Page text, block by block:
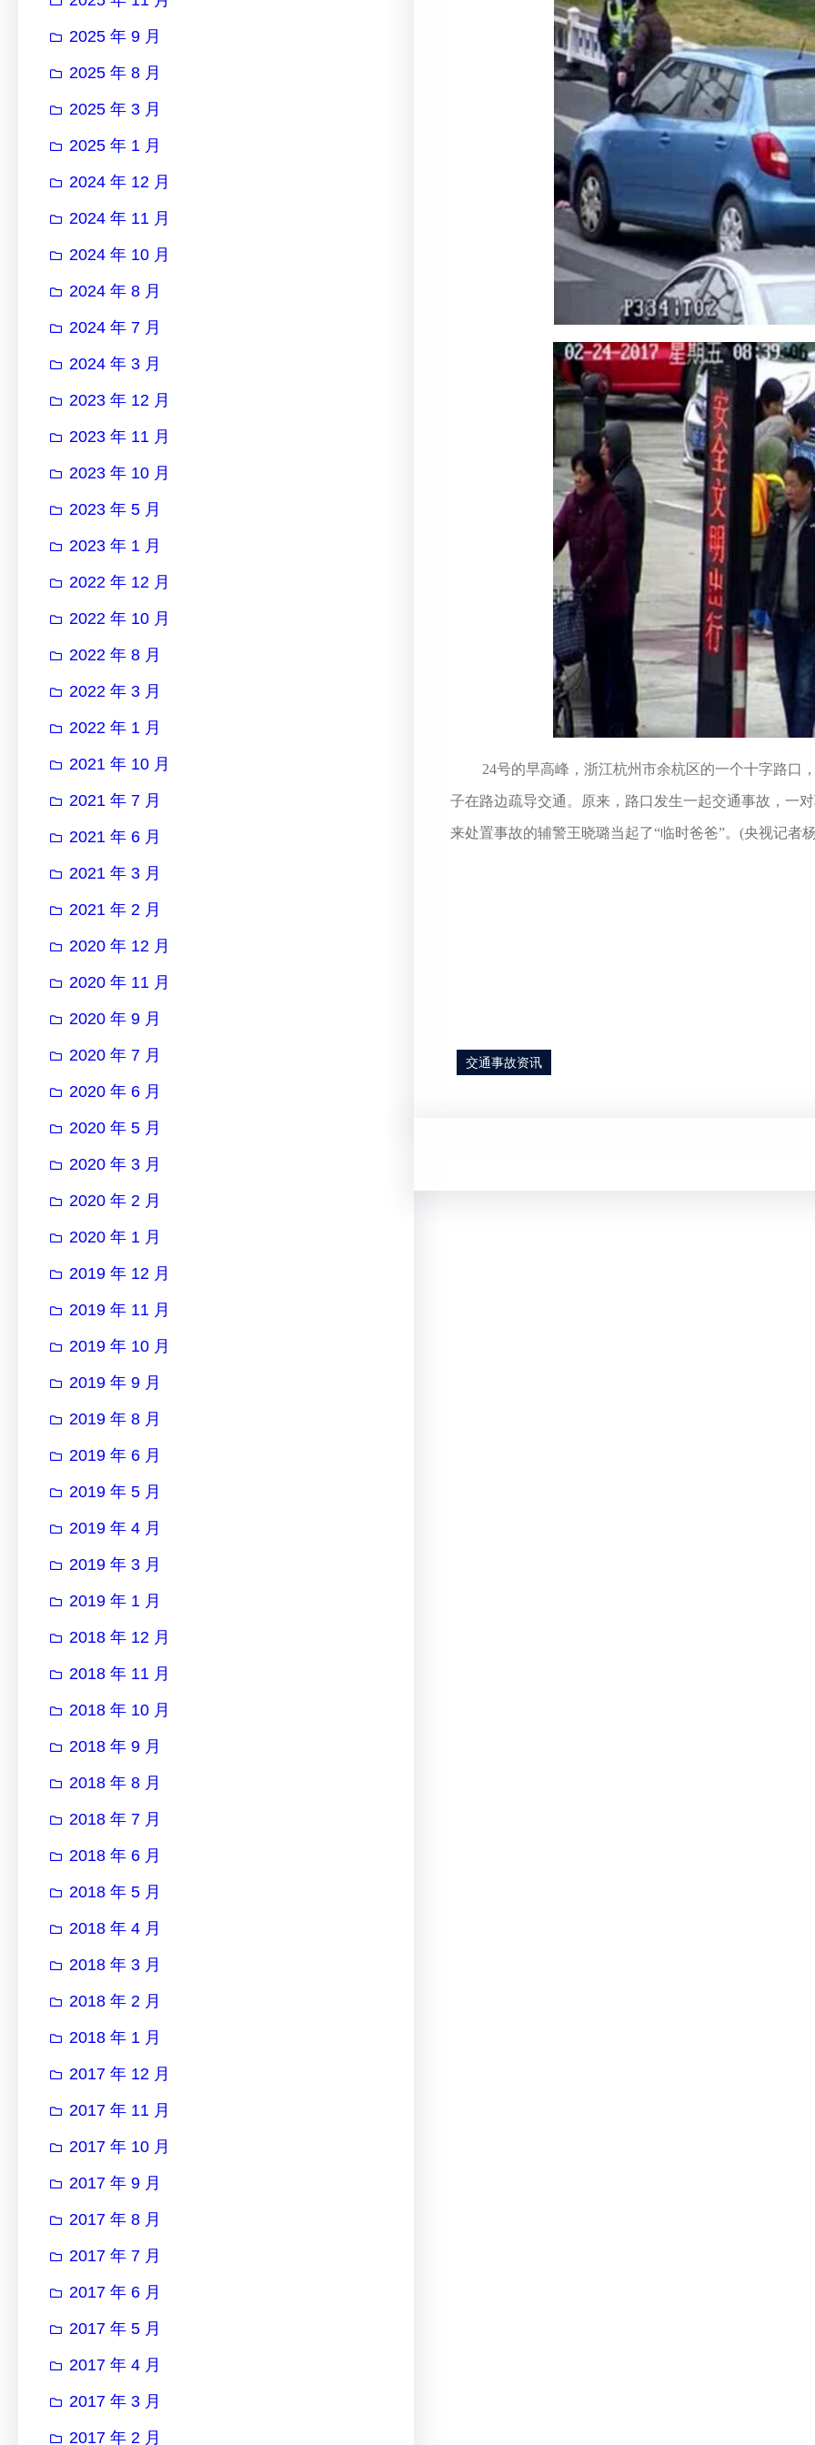
2025 年 9 月
2025 年 8 月
2025 年 3 月
2025 年 1 月
2024 年 12 月
2024 年 11 月
2024 年 10 月
2024 年 8 月
2024 年 7 月
2024 年 3 月
2023 年 12 月
2023 年 11 月
2023 年 10 月
2023 年 5 月
2023 年 1 月
2022 年 12 月
2022 年 10 月
2022 年 8 月
2022 年 3 月
2022 年 1 月
2021 年 10 月
2021 年 7 月
2021 年 6 月
2021 年 3 月
2021 年 2 月
2020 年 12 月
2020 年 11 月
2020 年 9 月
2020 年 7 月
2020 年 6 月
2020 年 5 月
2020 年 3 月
2020 年 2 月
2020 年 1 月
2019 年 12 月
2019 年 11 月
2019 年 10 月
2019 年 9 月
2019 年 8 月
2019 年 6 月
2019 年 5 月
2019 年 4 月
2019 年 3 月
2019 年 1 月
2018 年 12 月
2018 年 11 月
2018 年 10 月
2018 年 9 月
2018 年 8 月
2018 年 7 月
2018 年 6 月
2018 年 5 月
2018 年 4 月
2018 年 3 月
2018 年 2 月
2018 年 1 月
2017 年 12 月
2017 年 11 月
2017 年 10 月
2017 年 9 月
2017 年 8 月
2017 年 7 月
2017 年 6 月
2017 年 5 月
2017 年 4 月
2017 年 3 月
2017 年 2 月
24号的早高峰，浙江杭州市余杭区的一个十字路口
子在路边疏导交通。原来，路口发生一起交通事故，一
来处置事故的辅警王晓璐当起了“临时爸爸”。(央视记者
交通事故资讯